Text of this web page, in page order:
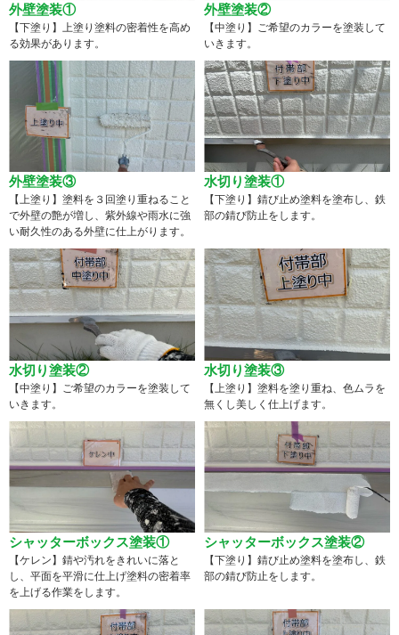
外壁塗装①
【下塗り】上塗り塗料の密着性を高め
る効果があります。
外壁塗装②
【中塗り】ご希望のカラーを塗装して
いきます。
外壁塗装③
【上塗り】塗料を３回塗り重ねること
で外壁の艶が増し、紫外線や雨水に強
い耐久性のある外壁に仕上がります。
水切り塗装①
【下塗り】錆び止め塗料を塗布し、鉄
部の錆び防止をします。
水切り塗装②
【中塗り】ご希望のカラーを塗装して
いきます。
水切り塗装③
【上塗り】塗料を塗り重ね、色ムラを
無くし美しく仕上げます。
シャッターボックス塗装①
【ケレン】錆や汚れをきれいに落と
し、平面を平滑に仕上げ塗料の密着率
を上げる作業をします。
シャッターボックス塗装②
【下塗り】錆び止め塗料を塗布し、鉄
部の錆び防止をします。